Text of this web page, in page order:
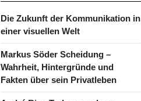
Die Zukunft der Kommunikation in
einer visuellen Welt
Markus Söder Scheidung –
Wahrheit, Hintergründe und
Fakten über sein Privatleben